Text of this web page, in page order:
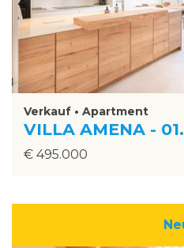
Verkauf • Apartment
VILLA AMENA -
€ 495.000